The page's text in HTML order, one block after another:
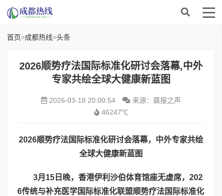
首页>成都热线>头条
​2026顺势疗法国际标准化研讨会落幕,中外
专家共绘全球大健康新蓝图
2026-03-18 20:00:54
来源：晨报之声
46247℃
2026顺势疗法国际标准化研讨会落幕，中外专家共绘
全球大健康新蓝图
3月 15 日晚，香港伊利沙伯体育馆座无虚席， 202
6传统与补充医学国际标准化联盟顺势疗法国际标准化